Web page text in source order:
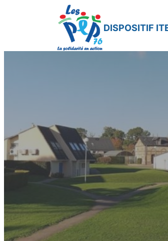
DISPOSITIF